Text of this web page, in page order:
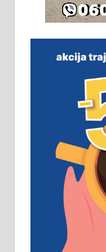
м2 са
виру у
замена. 064/
Рудник и
д.о.о.
Основна
искуство
пословима,
услов.
превоз,
локал 22